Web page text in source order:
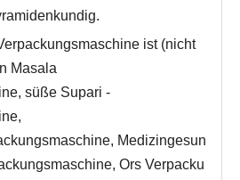
ist (nicht
Masala
süße Supari -
Medizingesun
Ors Verpacku